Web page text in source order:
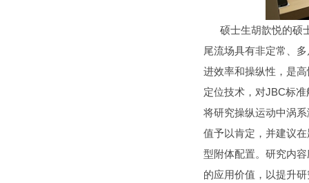
硕士生胡歆悦的硕士
尾流场具有非定常、
进效率和操纵性，是
定位技术，对JBC标
将研究操纵运动中涡
值予以肯定，并建议
型附体配置。研究内
的应用价值，以提升